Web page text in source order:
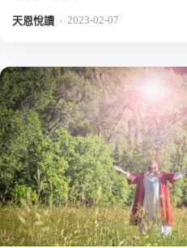
天恩悅讀 ． 2023-02-07